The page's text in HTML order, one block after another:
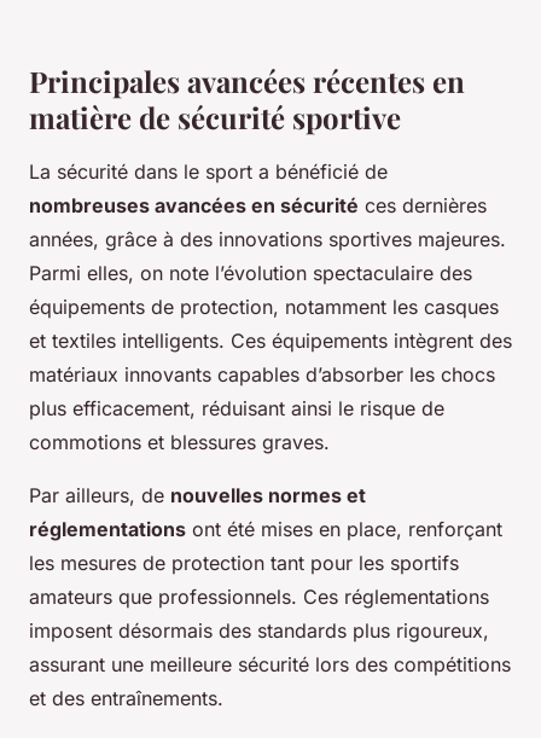
Principales avancées récentes en
matière de sécurité sportive
La sécurité dans le sport a bénéficié de
nombreuses avancées en sécurité ces dernières
années, grâce à des innovations sportives majeures.
Parmi elles, on note l’évolution spectaculaire des
équipements de protection, notamment les casques
et textiles intelligents. Ces équipements intègrent des
matériaux innovants capables d’absorber les chocs
plus efficacement, réduisant ainsi le risque de
commotions et blessures graves.
Par ailleurs, de nouvelles normes et
réglementations ont été mises en place, renforçant
les mesures de protection tant pour les sportifs
amateurs que professionnels. Ces réglementations
imposent désormais des standards plus rigoureux,
assurant une meilleure sécurité lors des compétitions
et des entraînements.